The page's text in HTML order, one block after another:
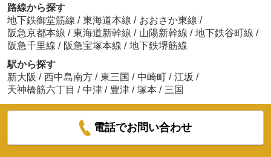
路線から探す
地下鉄御堂筋線 / 東海道本線 / おおさか東線 /
阪急京都本線 / 東海道新幹線 / 山陽新幹線 / 地下鉄谷町線 /
阪急千里線 / 阪急宝塚本線 / 地下鉄堺筋線
駅から探す
新大阪 / 西中島南方 / 東三国 / 中崎町 / 江坂 /
天神橋筋六丁目 / 中津 / 豊津 / 塚本 / 三国
電話でお問い合わせ